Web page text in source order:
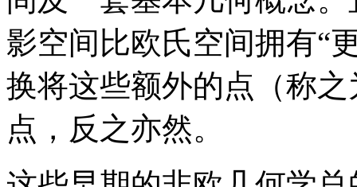
影空间比欧氏空间拥有“
换将这些额外的点（称
点，反之亦然。